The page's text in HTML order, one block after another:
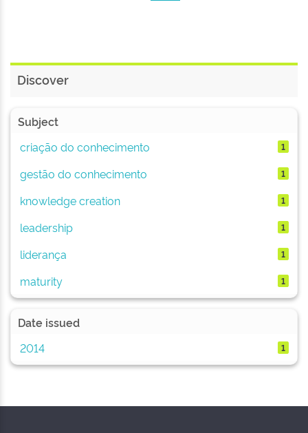
Discover
Subject
criação do conhecimento
1
gestão do conhecimento 1
knowledge creation 1
leadership 1
liderança 1
maturity 1
Date issued
2014
1